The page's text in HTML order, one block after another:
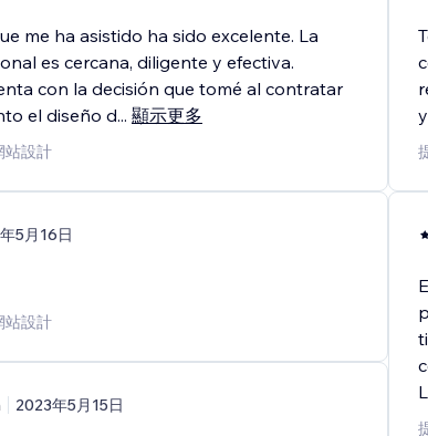
me ha asistido ha sido excelente. La
es cercana, diligente y efectiva.
con la decisión que tomé al contratar
el diseño d... 顯示更多
站設計
5月16日
站設計
2023年5月15日